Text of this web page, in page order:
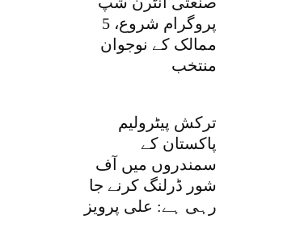
پروگرام شروع، 5
ممالک کے نوجوان
منتخب
ترکش پیٹرولیم
پاکستان کے
سمندروں میں آف
شور ڈرلنگ کرنے جا
رہی ہے: علی پرویز